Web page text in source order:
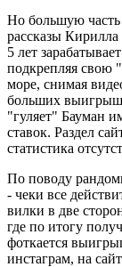
Но большую часть
рассказы
5 лет
подкрепляя свою
море, снимая
больших
"гуляет" Бауман
ставок. Раздел
статистика
По поводу
- чеки все
вилки в две
где по итогу
фоткается
инстаграм, на